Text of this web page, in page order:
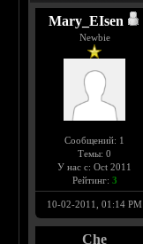
Mary_EIsen
Newbie
Сообщений: 1
Темы: 0
У нас с: Oct 2011
Рейтинг: 3
10-02-2011, 01:14 PM
Che